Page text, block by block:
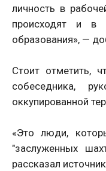
личность в
происходят и в
образования», —
Стоит отметить,
собеседника,
оккупированной
«Это люди,
"заслуженных
рассказал